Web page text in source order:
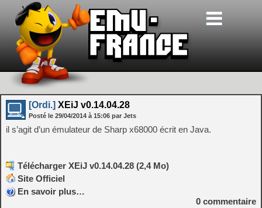
[Ordi.] XEiJ v0.14.04.28
Posté le 29/04/2014 à 15:06 par Jets
il s’agit d’un émulateur de Sharp x68000 écrit en Java.
Télécharger XEiJ v0.14.04.28 (2,4 Mo)
Site Officiel
En savoir plus…
0 commentaire